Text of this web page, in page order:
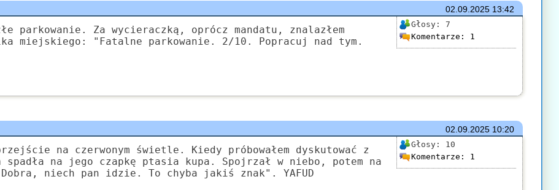
02.09.202513:42
Głosy: 7
Komentarze: 1
parkowanie. Za wycieraczką, oprócz mandatu, znalazłem
miejskiego: "Fatalne parkowanie. 2/10. Popracuj nad tym.
02.09.202510:20
Głosy: 10
Komentarze: 1
na czerwonym świetle. Kiedy próbowałem dyskutować z
na jego czapkę ptasia kupa. Spojrzał w niebo, potem na
niech pan idzie. To chyba jakiś znak". YAFUD